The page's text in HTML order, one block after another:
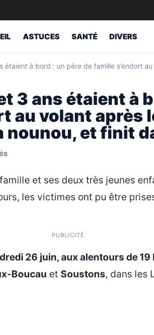
ASTUCES SANTÉ DIVERS
étaient à bord : un père de famille s’endort
3 ans étaient à
au volant après
nounou, et finit
et ses deux très jeunes
les victimes ont pu être
PUBLICITÉ
26 juin, aux alentours de 19
Boucau et Soustons, dans les